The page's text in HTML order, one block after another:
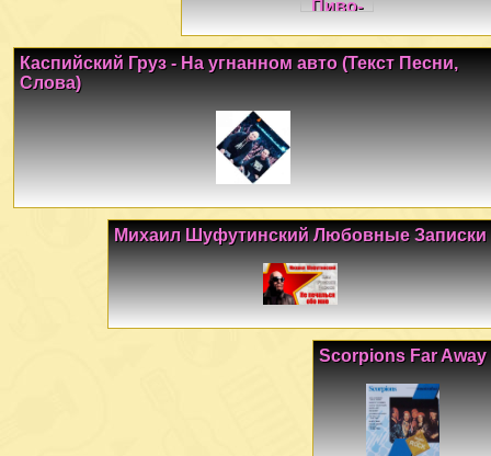
Каспийский Груз - На угнанном авто (Текст Песни,
Слова)
Михаил Шуфутинский Любовные Записки
Scorpions Far Away